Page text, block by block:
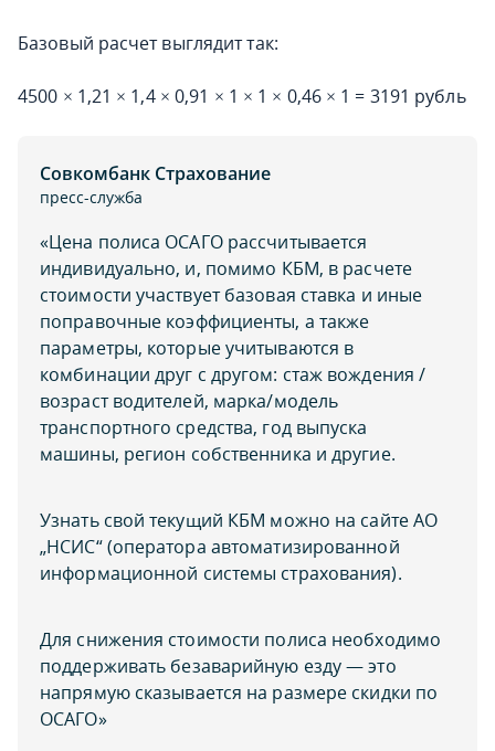
Базовый расчет выглядит так:
4500 × 1,21 × 1,4 × 0,91 × 1 × 1 × 0,46 × 1 = 3191 рубль
Совкомбанк Страхование
пресс-служба
«Цена полиса ОСАГО рассчитывается
индивидуально, и, помимо КБМ, в расчете
стоимости участвует базовая ставка и иные
поправочные коэффициенты, а также
параметры, которые учитываются в
комбинации друг с другом: стаж вождения /
возраст водителей, марка/модель
транспортного средства, год выпуска
машины, регион собственника и другие.
Узнать свой текущий КБМ можно на сайте АО
„НСИС“ (оператора автоматизированной
информационной системы страхования).
Для снижения стоимости полиса необходимо
поддерживать безаварийную езду — это
напрямую сказывается на размере скидки по
ОСАГО»